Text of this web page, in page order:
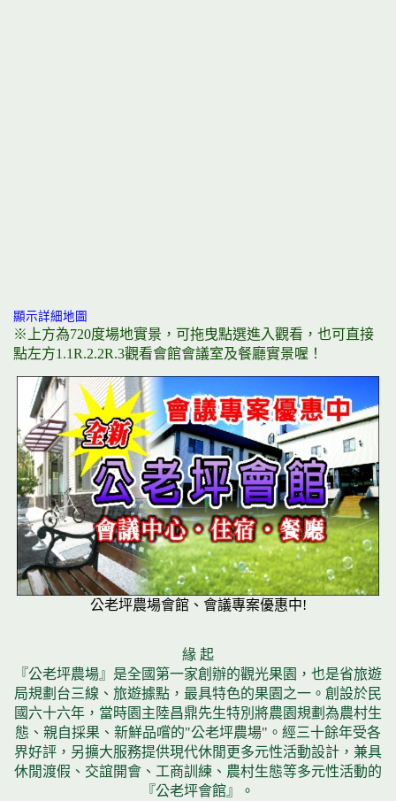
顯示詳細地圖
※上方為720度場地實景，可拖曳點選進入觀看，也可直接
點左方1.1R.2.2R.3觀看會館會議室及餐廳實景喔！
公老坪農場會館、會議專案優惠中!
緣 起
『公老坪農場』是全國第一家創辦的觀光果園，也是省旅遊
局規劃台三線、旅遊據點，最具特色的果園之一。創設於民
國六十六年，當時園主陸昌鼎先生特別將農園規劃為農村生
態、親自採果、新鮮品嚐的"公老坪農場"。經三十餘年受各
界好評，另擴大服務提供現代休閒更多元性活動設計，兼具
休閒渡假、交誼開會、工商訓練、農村生態等多元性活動的
『公老坪會館』。